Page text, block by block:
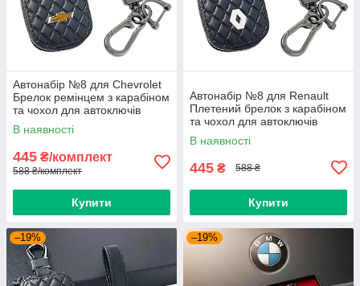
Автонабір №8 для Chevrolet
Брелок ремінцем з карабіном
та чохол для автоключів
В наявності
445 ₴/комплект
588 ₴/комплект
Купити
Автонабір №8 для Renault
Плетений брелок з карабіном
та чохол для автоключів
В наявності
445 ₴ 588 ₴
Купити
–19% –19%